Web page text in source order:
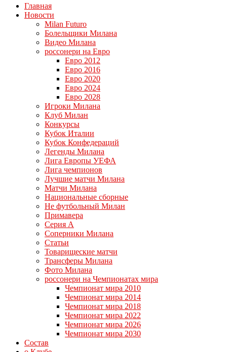
Главная
Новости
Milan Futuro
Болельщики Милана
Видео Милана
россонери на Евро
Евро 2012
Евро 2016
Евро 2020
Евро 2024
Евро 2028
Игроки Милана
Клуб Милан
Конкурсы
Кубок Италии
Кубок Конфедераций
Легенды Милана
Лига Европы УЕФА
Лига чемпионов
Лучшие матчи Милана
Матчи Милана
Национальные сборные
Не футбольный Милан
Примавера
Серия А
Соперники Милана
Статьи
Товарищеские матчи
Трансферы Милана
Фото Милана
россонери на Чемпионатах мира
Чемпионат мира 2010
Чемпионат мира 2014
Чемпионат мира 2018
Чемпионат мира 2022
Чемпионат мира 2026
Чемпионат мира 2030
Состав